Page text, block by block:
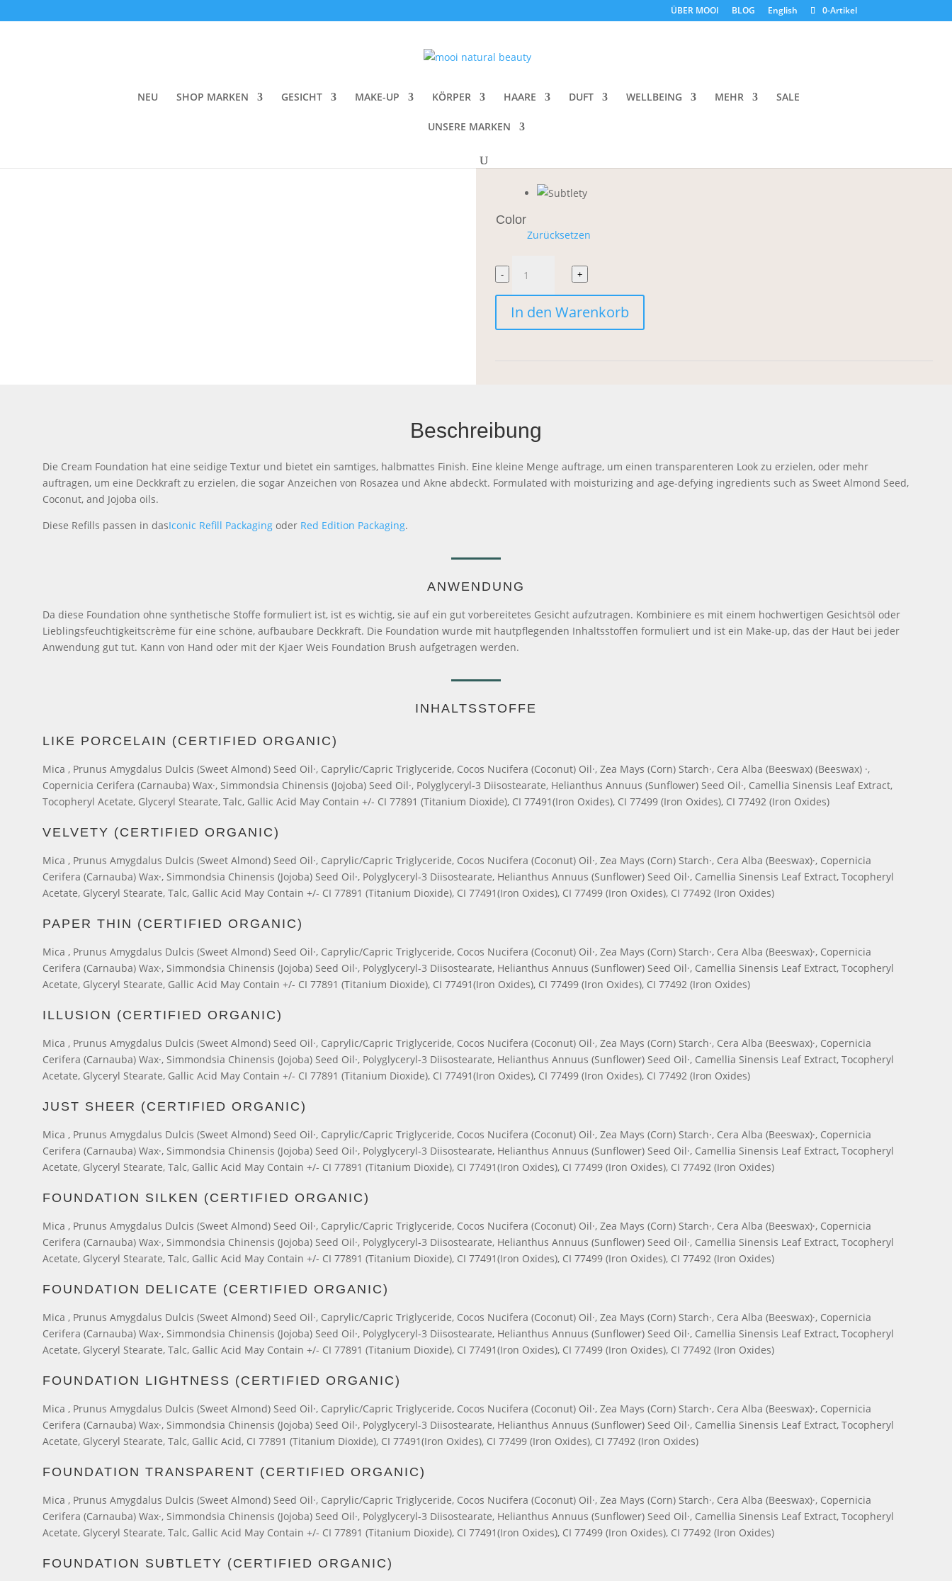
ÜBER MOOI BLOG English 0-Artikel
NEU SHOP MARKEN GESICHT MAKE-UP KÖRPER HAARE DUFT WELLBEING MEHR SALE
UNSERE MARKEN
Kjaer Weis Cream Foundation Refill
Color
Zurücksetzen
Kjaer
Weis
Cream
- +
In den Warenkorb
Beschreibung
Die Cream Foundation hat eine seidige Textur und bietet ein samtiges, halbmattes Finish. Eine kleine Menge auftrage, um einen transparenteren Look zu erzielen, oder mehr
auftragen, um eine Deckkraft zu erzielen, die sogar Anzeichen von Rosazea und Akne abdeckt. Formulated with moisturizing and age-defying ingredients such as Sweet Almond Seed,
Coconut, and Jojoba oils.
Diese Refills passen in dasIconic Refill Packaging oder Red Edition Packaging.
ANWENDUNG
Da diese Foundation ohne synthetische Stoffe formuliert ist, ist es wichtig, sie auf ein gut vorbereitetes Gesicht aufzutragen. Kombiniere es mit einem hochwertigen Gesichtsöl oder
Lieblingsfeuchtigkeitscrème für eine schöne, aufbaubare Deckkraft. Die Foundation wurde mit hautpflegenden Inhaltsstoffen formuliert und ist ein Make-up, das der Haut bei jeder
Anwendung gut tut. Kann von Hand oder mit der Kjaer Weis Foundation Brush aufgetragen werden.
INHALTSSTOFFE
LIKE PORCELAIN (CERTIFIED ORGANIC)
Mica , Prunus Amygdalus Dulcis (Sweet Almond) Seed Oil·, Caprylic/Capric Triglyceride, Cocos Nucifera (Coconut) Oil·, Zea Mays (Corn) Starch·, Cera Alba (Beeswax) (Beeswax) ·,
Copernicia Cerifera (Carnauba) Wax·, Simmondsia Chinensis (Jojoba) Seed Oil·, Polyglyceryl-3 Diisostearate, Helianthus Annuus (Sunflower) Seed Oil·, Camellia Sinensis Leaf Extract,
Tocopheryl Acetate, Glyceryl Stearate, Talc, Gallic Acid May Contain +/- CI 77891 (Titanium Dioxide), CI 77491(Iron Oxides), CI 77499 (Iron Oxides), CI 77492 (Iron Oxides)
VELVETY (CERTIFIED ORGANIC)
Mica , Prunus Amygdalus Dulcis (Sweet Almond) Seed Oil·, Caprylic/Capric Triglyceride, Cocos Nucifera (Coconut) Oil·, Zea Mays (Corn) Starch·, Cera Alba (Beeswax)·, Copernicia
Cerifera (Carnauba) Wax·, Simmondsia Chinensis (Jojoba) Seed Oil·, Polyglyceryl-3 Diisostearate, Helianthus Annuus (Sunflower) Seed Oil·, Camellia Sinensis Leaf Extract, Tocopheryl
Acetate, Glyceryl Stearate, Talc, Gallic Acid May Contain +/- CI 77891 (Titanium Dioxide), CI 77491(Iron Oxides), CI 77499 (Iron Oxides), CI 77492 (Iron Oxides)
PAPER THIN (CERTIFIED ORGANIC)
Mica , Prunus Amygdalus Dulcis (Sweet Almond) Seed Oil·, Caprylic/Capric Triglyceride, Cocos Nucifera (Coconut) Oil·, Zea Mays (Corn) Starch·, Cera Alba (Beeswax)·, Copernicia
Cerifera (Carnauba) Wax·, Simmondsia Chinensis (Jojoba) Seed Oil·, Polyglyceryl-3 Diisostearate, Helianthus Annuus (Sunflower) Seed Oil·, Camellia Sinensis Leaf Extract, Tocopheryl
Acetate, Glyceryl Stearate, Gallic Acid May Contain +/- CI 77891 (Titanium Dioxide), CI 77491(Iron Oxides), CI 77499 (Iron Oxides), CI 77492 (Iron Oxides)
ILLUSION (CERTIFIED ORGANIC)
Mica , Prunus Amygdalus Dulcis (Sweet Almond) Seed Oil·, Caprylic/Capric Triglyceride, Cocos Nucifera (Coconut) Oil·, Zea Mays (Corn) Starch·, Cera Alba (Beeswax)·, Copernicia
Cerifera (Carnauba) Wax·, Simmondsia Chinensis (Jojoba) Seed Oil·, Polyglyceryl-3 Diisostearate, Helianthus Annuus (Sunflower) Seed Oil·, Camellia Sinensis Leaf Extract, Tocopheryl
Acetate, Glyceryl Stearate, Gallic Acid May Contain +/- CI 77891 (Titanium Dioxide), CI 77491(Iron Oxides), CI 77499 (Iron Oxides), CI 77492 (Iron Oxides)
JUST SHEER (CERTIFIED ORGANIC)
Mica , Prunus Amygdalus Dulcis (Sweet Almond) Seed Oil·, Caprylic/Capric Triglyceride, Cocos Nucifera (Coconut) Oil·, Zea Mays (Corn) Starch·, Cera Alba (Beeswax)·, Copernicia
Cerifera (Carnauba) Wax·, Simmondsia Chinensis (Jojoba) Seed Oil·, Polyglyceryl-3 Diisostearate, Helianthus Annuus (Sunflower) Seed Oil·, Camellia Sinensis Leaf Extract, Tocopheryl
Acetate, Glyceryl Stearate, Talc, Gallic Acid May Contain +/- CI 77891 (Titanium Dioxide), CI 77491(Iron Oxides), CI 77499 (Iron Oxides), CI 77492 (Iron Oxides)
FOUNDATION SILKEN (CERTIFIED ORGANIC)
Mica , Prunus Amygdalus Dulcis (Sweet Almond) Seed Oil·, Caprylic/Capric Triglyceride, Cocos Nucifera (Coconut) Oil·, Zea Mays (Corn) Starch·, Cera Alba (Beeswax)·, Copernicia
Cerifera (Carnauba) Wax·, Simmondsia Chinensis (Jojoba) Seed Oil·, Polyglyceryl-3 Diisostearate, Helianthus Annuus (Sunflower) Seed Oil·, Camellia Sinensis Leaf Extract, Tocopheryl
Acetate, Glyceryl Stearate, Talc, Gallic Acid May Contain +/- CI 77891 (Titanium Dioxide), CI 77491(Iron Oxides), CI 77499 (Iron Oxides), CI 77492 (Iron Oxides)
FOUNDATION DELICATE (CERTIFIED ORGANIC)
Mica , Prunus Amygdalus Dulcis (Sweet Almond) Seed Oil·, Caprylic/Capric Triglyceride, Cocos Nucifera (Coconut) Oil·, Zea Mays (Corn) Starch·, Cera Alba (Beeswax)·, Copernicia
Cerifera (Carnauba) Wax·, Simmondsia Chinensis (Jojoba) Seed Oil·, Polyglyceryl-3 Diisostearate, Helianthus Annuus (Sunflower) Seed Oil·, Camellia Sinensis Leaf Extract, Tocopheryl
Acetate, Glyceryl Stearate, Talc, Gallic Acid May Contain +/- CI 77891 (Titanium Dioxide), CI 77491(Iron Oxides), CI 77499 (Iron Oxides), CI 77492 (Iron Oxides)
FOUNDATION LIGHTNESS (CERTIFIED ORGANIC)
Mica , Prunus Amygdalus Dulcis (Sweet Almond) Seed Oil·, Caprylic/Capric Triglyceride, Cocos Nucifera (Coconut) Oil·, Zea Mays (Corn) Starch·, Cera Alba (Beeswax)·, Copernicia
Cerifera (Carnauba) Wax·, Simmondsia Chinensis (Jojoba) Seed Oil·, Polyglyceryl-3 Diisostearate, Helianthus Annuus (Sunflower) Seed Oil·, Camellia Sinensis Leaf Extract, Tocopheryl
Acetate, Glyceryl Stearate, Talc, Gallic Acid, CI 77891 (Titanium Dioxide), CI 77491(Iron Oxides), CI 77499 (Iron Oxides), CI 77492 (Iron Oxides)
FOUNDATION TRANSPARENT (CERTIFIED ORGANIC)
Mica , Prunus Amygdalus Dulcis (Sweet Almond) Seed Oil·, Caprylic/Capric Triglyceride, Cocos Nucifera (Coconut) Oil·, Zea Mays (Corn) Starch·, Cera Alba (Beeswax)·, Copernicia
Cerifera (Carnauba) Wax·, Simmondsia Chinensis (Jojoba) Seed Oil·, Polyglyceryl-3 Diisostearate, Helianthus Annuus (Sunflower) Seed Oil·, Camellia Sinensis Leaf Extract, Tocopheryl
Acetate, Glyceryl Stearate, Talc, Gallic Acid May Contain +/- CI 77891 (Titanium Dioxide), CI 77491(Iron Oxides), CI 77499 (Iron Oxides), CI 77492 (Iron Oxides)
FOUNDATION SUBTLETY (CERTIFIED ORGANIC)